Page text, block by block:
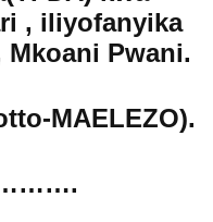
, iliyofanyika
Pwani.
MAELEZO).